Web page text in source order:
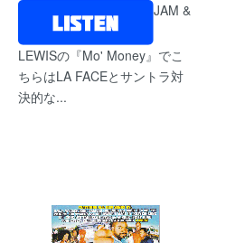
JAM &
LEWISの『Mo' Money』でこ
ちらはLA FACEとサントラ対
決的な...